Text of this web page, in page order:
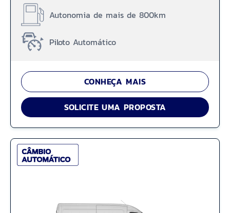
Autonomia de mais de 800km
Piloto Automático
CONHEÇA MAIS
SOLICITE UMA PROPOSTA